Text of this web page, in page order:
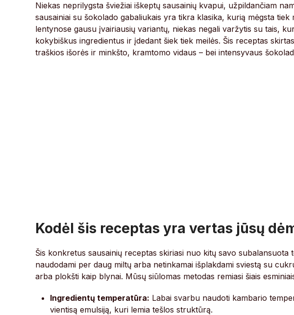
Niekas neprilygsta šviežiai iškeptų sausainių kvapui, užpildančiam
sausainiai su šokolado gabaliukais yra tikra klasika, kurią mėgsta
lentynose gausu įvairiausių variantų, niekas negali varžytis su tais,
kokybiškus ingredientus ir įdedant šiek tiek meilės. Šis receptas
traškios išorės ir minkšto, kramtomo vidaus – bei intensyvaus
Kodėl šis receptas yra vertas jūsų
Šis konkretus sausainių receptas skiriasi nuo kitų savo subalansuota
naudodami per daug miltų arba netinkamai išplakdami sviestą su
arba plokšti kaip blynai. Mūsų siūlomas metodas remiasi šiais
Ingredientų temperatūra: Labai svarbu naudoti kambario
vientisą emulsiją, kuri lemia tešlos struktūrą.